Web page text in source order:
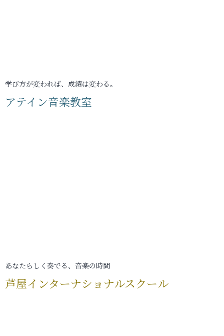
学び方が変われば、成績は変わる。
アテイン音楽教室
あなたらしく奏でる、音楽の時間
芦屋インターナショナルスクール